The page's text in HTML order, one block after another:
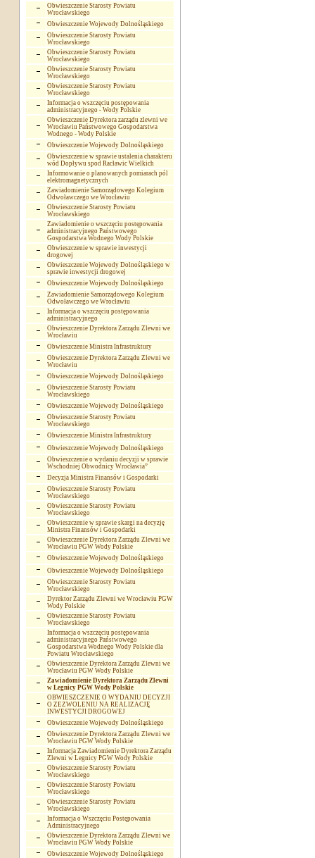
Obwieszczenie Starosty Powiatu
Wrocławskiego
Obwieszczenie Wojewody Dolnośląskiego
Obwieszczenie Starosty Powiatu
Wrocławskiego
Obwieszczenie Starosty Powiatu
Wrocławskiego
Obwieszczenie Starosty Powiatu
Wrocławskiego
Obwieszczenie Starosty Powiatu
Wrocławskiego
Informacja o wszczęciu postępowania
administracyjnego - Wody Polskie
Obwieszczenie Dyrektora zarządu zlewni we
Wrocławiu Państwowego Gospodarstwa
Wodnego - Wody Polskie
Obwieszczenie Wojewody Dolnośląskiego
Obwieszczenie w sprawie ustalenia charakteru
wód Dopływu spod Racławic Wielkich
Informowanie o planowanych pomiarach pól
elektromagnetycznych
Zawiadomienie Samorządowego Kolegium
Odwoławczego we Wrocławiu
Obwieszczenie Starosty Powiatu
Wrocławskiego
Zawiadomienie o wszczęciu postępowania
administracyjnego Państwowego
Gospodarstwa Wodnego Wody Polskie
Obwieszczenie w sprawie inwestycji
drogowej
Obwieszczenie Wojewody Dolnośląskiego w
sprawie inwestycji drogowej
Obwieszczenie Wojewody Dolnośląskiego
Zawiadomienie Samorządowego Kolegium
Odwoławczego we Wrocławiu
Informacja o wszczęciu postępowania
administracyjnego
Obwieszczenie Dyrektora Zarządu Zlewni we
Wrocławiu
Obwieszczenie Ministra Infrastruktury
Obwieszczenie Dyrektora Zarządu Zlewni we
Wrocławiu
Obwieszczenie Wojewody Dolnośląskiego
Obwieszczenie Starosty Powiatu
Wrocławskiego
Obwieszczenie Wojewody Dolnośląskiego
Obwieszczenie Starosty Powiatu
Wrocławskiego
Obwieszczenie Ministra Infrastruktury
Obwieszczenie Wojewody Dolnośląskiego
Obwieszczenie o wydaniu decyzji w sprawie
Wschodniej Obwodnicy Wrocławia”
Decyzja Ministra Finansów i Gospodarki
Obwieszczenie Starosty Powiatu
Wrocławskiego
Obwieszczenie Starosty Powiatu
Wrocławskiego
Obwieszczenie w sprawie skargi na decyzję
Ministra Finansów i Gospodarki
Obwieszczenie Dyrektora Zarządu Zlewni we
Wrocławiu PGW Wody Polskie
Obwieszczenie Wojewody Dolnośląskiego
Obwieszczenie Wojewody Dolnośląskiego
Obwieszczenie Starosty Powiatu
Wrocławskiego
Dyrektor Zarządu Zlewni we Wrocławiu PGW
Wody Polskie
Obwieszczenie Starosty Powiatu
Wrocławskiego
Informacja o wszczęciu postępowania
administracyjnego Państwowego
Gospodarstwa Wodnego Wody Polskie dla
Powiatu Wrocławskiego
Obwieszczenie Dyrektora Zarządu Zlewni we
Wrocławiu PGW Wody Polskie
Zawiadomienie Dyrektora Zarządu Zlewni
w Legnicy PGW Wody Polskie
OBWIESZCZENIE O WYDANIU DECYZJI
O ZEZWOLENIU NA REALIZACJĘ
INWESTYCJI DROGOWEJ
Obwieszczenie Wojewody Dolnośląskiego
Obwieszczenie Dyrektora Zarządu Zlewni we
Wrocławiu PGW Wody Polskie
Informacja Zawiadomienie Dyrektora Zarządu
Zlewni w Legnicy PGW Wody Polskie
Obwieszczenie Starosty Powiatu
Wrocławskiego
Obwieszczenie Starosty Powiatu
Wrocławskiego
Obwieszczenie Starosty Powiatu
Wrocławskiego
Informacja o Wszczęciu Postępowania
Administracyjnego
Obwieszczenie Dyrektora Zarządu Zlewni we
Wrocławiu PGW Wody Polskie
Obwieszczenie Wojewody Dolnośląskiego